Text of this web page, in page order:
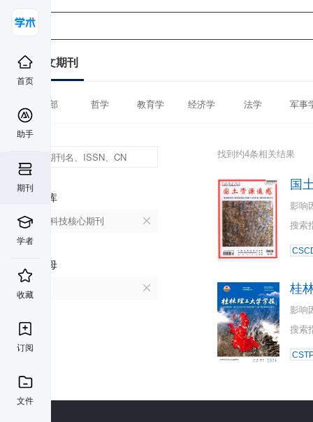
首页
助手
期刊
学者
收藏
订阅
文件
中文期刊
全部 哲学 教育学 经济学 法学 军事
数据库
中国科技核心期刊
首字母
找到约4条相关结果
国
影响
搜索
桂
影响
搜索